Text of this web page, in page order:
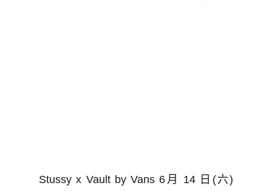
Stussy x Vault by Vans 6月 14 日(六)